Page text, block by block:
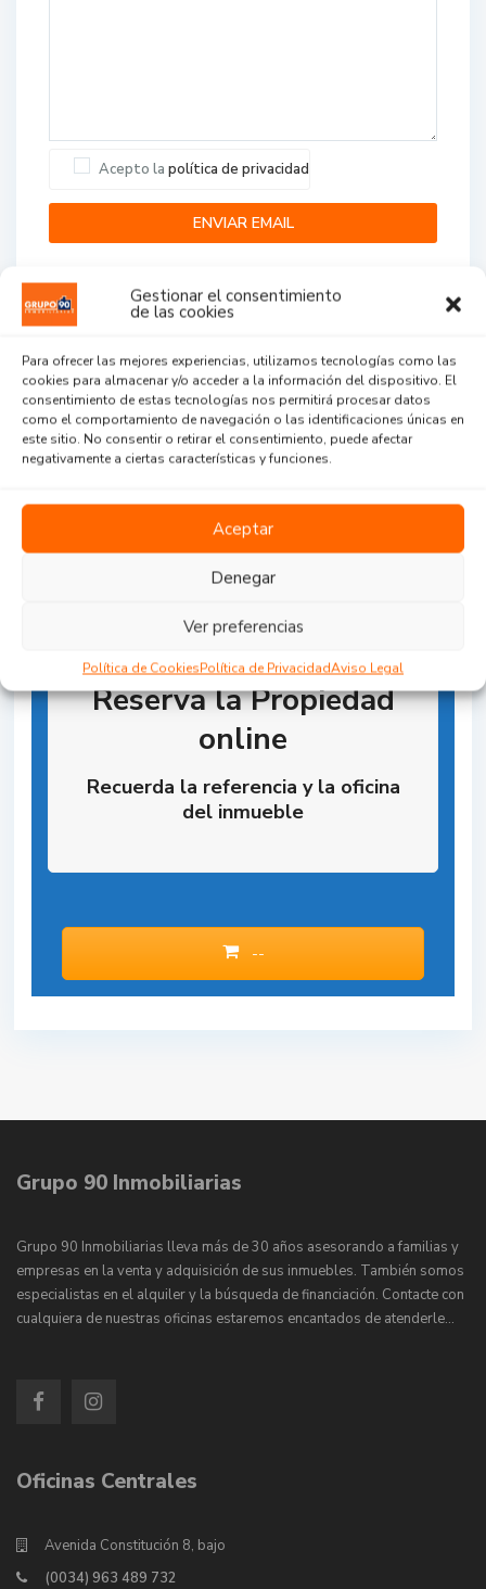
Gestionar el consentimiento
de las cookies
Para ofrecer las mejores experiencias, utilizamos tecnologías como las
cookies para almacenar y/o acceder a la información del dispositivo. El
consentimiento de estas tecnologías nos permitirá procesar datos
como el comportamiento de navegación o las identificaciones únicas en
este sitio. No consentir o retirar el consentimiento, puede afectar
negativamente a ciertas características y funciones.
Aceptar
Denegar
Ver preferencias
Política de CookiesPolítica de PrivacidadAviso Legal
Acepto la política de privacidad
Agent Reviews
...
Reserva la Propiedad
online
Recuerda la referencia y la oficina
del inmueble
--
Grupo 90 Inmobiliarias
Grupo 90 Inmobiliarias lleva más de 30 años asesorando a familias y
empresas en la venta y adquisición de sus inmuebles. También somos
especialistas en el alquiler y la búsqueda de financiación. Contacte con
cualquiera de nuestras oficinas estaremos encantados de atenderle…
Oficinas Centrales
Avenida Constitución 8, bajo
(0034) 963 489 732